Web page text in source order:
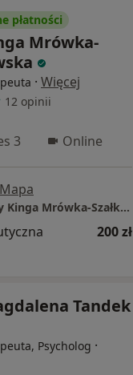
płatności
Mrówka-
· Więcej
12 opinii
3 Online
Mapa
Gabinet Psychoterapeutyczny Kinga Mrówka-Szałkowska
200 zł
Tandek
Psycholog ·